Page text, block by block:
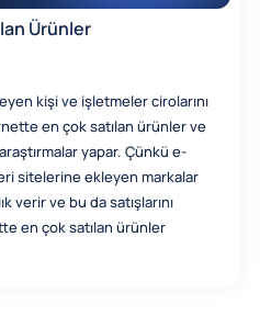
Ürünler
kişi ve işletmeler cirolarını
en çok satılan ürünler ve
yapar. Çünkü e-
sitelerine ekleyen markalar
verir ve bu da satışlarını
en çok satılan ürünler